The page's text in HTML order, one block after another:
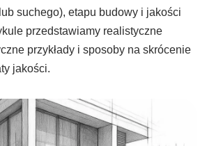
suchego), etapu budowy i jakości
przedstawiamy realistyczne
przykłady i sposoby na skrócenie
jakości.